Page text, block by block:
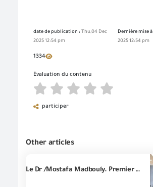
date de publication : Thu,04 Dec
2025 12:54 pm
Dernière mise
2025 12:54 pm
1334
Évaluation du contenu
participer
Other articles
Le Dr /Mostafa Madbouly. Premier Ministre, tient une réunion pour discuter le mécanisme européen pour la modification des limites du carbone dans le cadre de la mise en œuvre du renforcement de la compétitivité des exportations égyptiennes